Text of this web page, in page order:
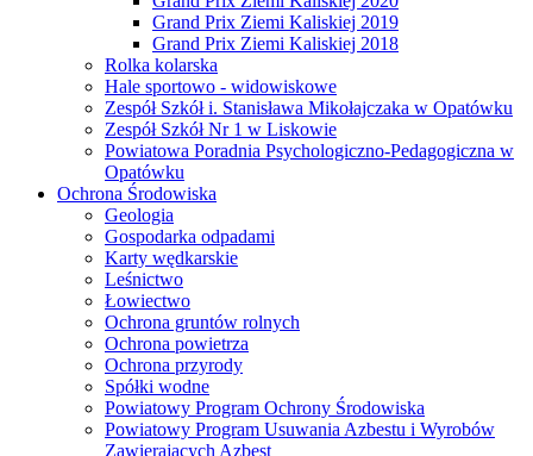
Grand Prix Ziemi Kaliskiej 2019
Grand Prix Ziemi Kaliskiej 2018
Rolka kolarska
Hale sportowo - widowiskowe
Zespół Szkół i. Stanisława Mikołajczaka w Opatówku
Zespół Szkół Nr 1 w Liskowie
Powiatowa Poradnia Psychologiczno-Pedagogiczna w
Opatówku
Ochrona Środowiska
Geologia
Gospodarka odpadami
Karty wędkarskie
Leśnictwo
Łowiectwo
Ochrona gruntów rolnych
Ochrona powietrza
Ochrona przyrody
Spółki wodne
Powiatowy Program Ochrony Środowiska
Powiatowy Program Usuwania Azbestu i Wyrobów
Zawierających Azbest